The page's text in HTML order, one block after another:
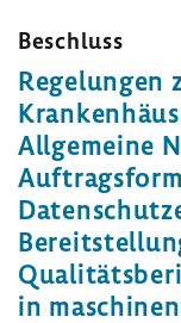
Beschluss
Regelungen
Allgemeine
in